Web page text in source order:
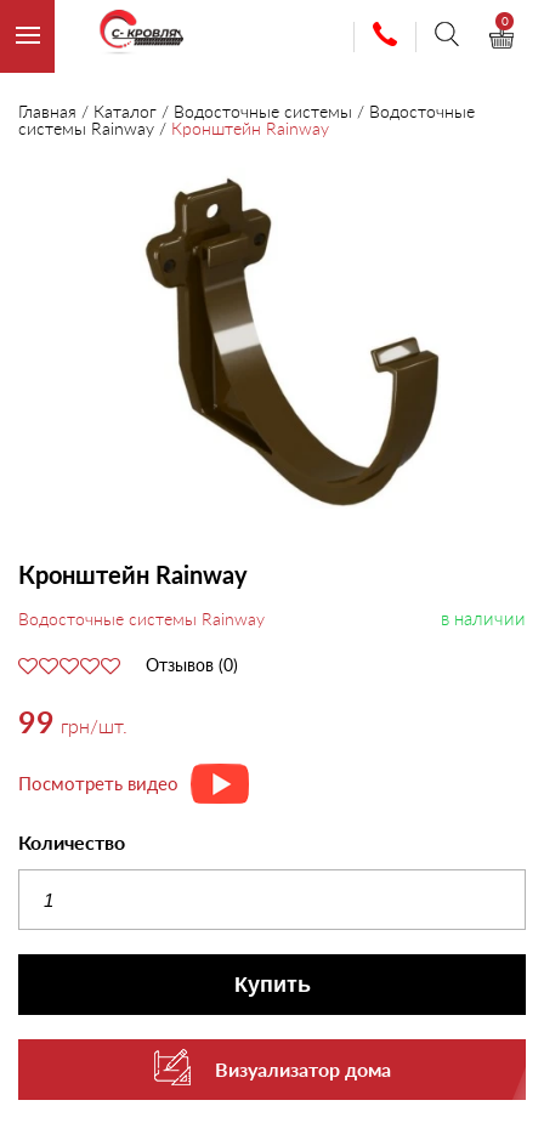
0
Главная / Каталог / Водосточные системы / Водосточные
системы Rainway / Кронштейн Rainway
Кронштейн Rainway
Водосточные системы Rainway в наличии
Отзывов (0)
99 грн/шт.
Посмотреть видео
Количество
Купить
Визуализатор дома